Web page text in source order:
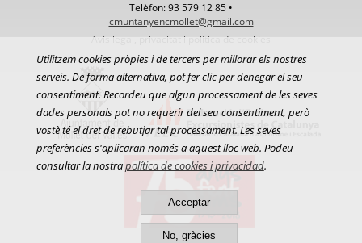
Telèfon: 93 579 12 85 •
cmuntanyencmollet@gmail.com
Avis legal, privacitat i política de cookies
Utilitzem cookies pròpies i de tercers per millorar els nostres
serveis. De forma alternativa, pot fer clic per denegar el seu
consentiment. Recordeu que algun processament de les seves
dades personals pot no requerir del seu consentiment, però
vostè té el dret de rebutjar tal processament. Les seves
preferències s'aplicaran només a aquest lloc web. Podeu
consultar la nostrapolítica de cookies i privacidad.
Acceptar
No, gràcies